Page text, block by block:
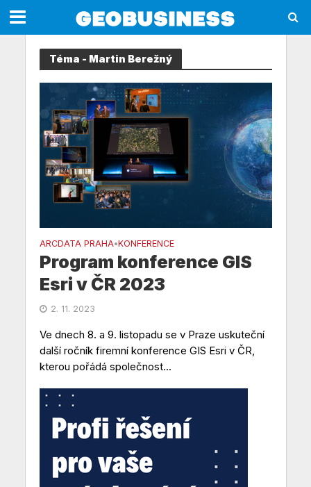
Téma - Martin Berežný
ARCDATA PRAHA•KONFERENCE
Program konference GIS
Esri v ČR 2023
2. 11. 2023
Ve dnech 8. a 9. listopadu se v Praze uskuteční
další ročník firemní konference GIS Esri v ČR,
kterou pořádá společnost...